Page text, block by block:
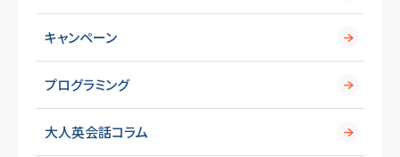
キャンペーン
プログラミング
大人英会話コラム